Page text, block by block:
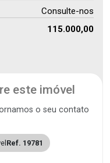
Consulte-nos
115.000,00
este imóvel
o seu contato
Ref. 19781